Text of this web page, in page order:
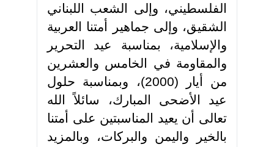
الفلسطيني، وإلى الشعب اللبناني
الشقيق، وإلى جماهير أمتنا العربية
والإسلامية، بمناسبة عيد التحرير
والمقاومة في الخامس والعشرين
من أيار (2000)، وبمناسبة حلول
عيد الأضحى المبارك، سائلاً الله
تعالى أن يعيد المناسبتين على أمتنا
بالخير واليمن والبركات، وبالمزيد